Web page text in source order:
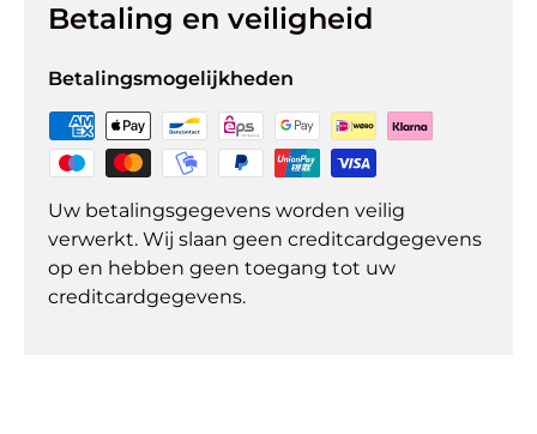
Betaling en veiligheid
Betalingsmogelijkheden
Uw betalingsgegevens worden veilig
verwerkt. Wij slaan geen creditcardgegevens
op en hebben geen toegang tot uw
creditcardgegevens.